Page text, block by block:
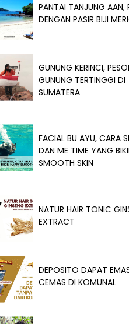
PANTAI TANJUNG AAN,
DENGAN PASIR BIJI
GUNUNG KERINCI,
GUNUNG TERTINGGI DI
SUMATERA
FACIAL BU AYU, CARA
DAN ME TIME YANG
SMOOTH SKIN
NATUR HAIR TONIC
EXTRACT
DEPOSITO DAPAT
CEMAS DI KOMUNAL